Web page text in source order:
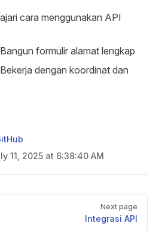
cara menggunakan API
formulir alamat lengkap
dengan koordinat dan
11, 2025 at 6:38:40 AM
Next page
Integrasi API